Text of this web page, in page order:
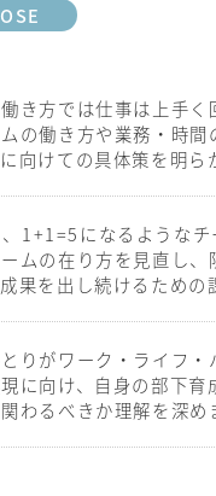
き方では仕事は上手
の働き方や業務・時間
向けての具体策を明ら
1+1=5になるようなチ
ムの在り方を見直し、
果を出し続けるための
りがワーク・ライフ・
に向け、自身の部下育
わるべきか理解を深め